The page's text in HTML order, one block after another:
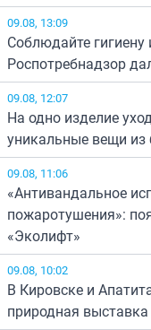
09.08, 13:09
Соблюдайте
Роспотребнадзор
09.08, 12:07
На одно изделие
уникальные вещи
09.08, 11:06
«Антивандальное
пожаротушения»:
«Эколифт»
09.08, 10:02
В Кировске и
природная выставка